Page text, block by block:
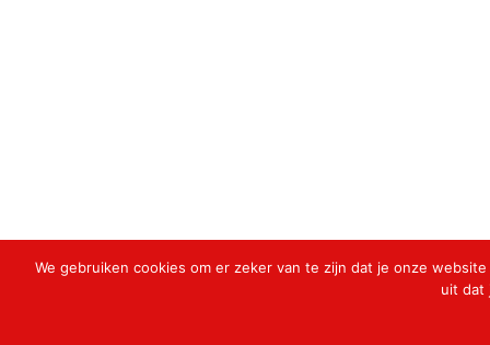
We gebruiken cookies om er zeker van te zijn dat je onze
uit dat